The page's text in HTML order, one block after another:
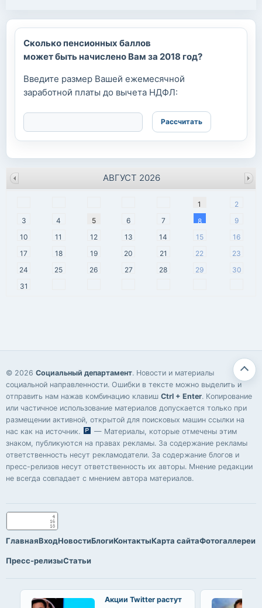
Сколько пенсионных баллов
может быть начислено Вам за 2018 год?
Введите размер Вашей ежемесячной
заработной платы до вычета НДФЛ:
1
2
3
4 5 6 7 8
9
10
11 12 13 14 15
16
17
18 19 20 21 22
23
24
25 26 27 28 29
30
31
АВГУСТ 2026
© 2026 Социальный департамент. Новости и материалы
социальной направленности. Ошибки в тексте можно выделить и
отправить нам нажав комбинацию клавиш Ctrl + Enter. Копирование
или частичное использование материалов допускается только при
размещении активной, открытой для поисковых машин ссылки на
нас как на источник.
— Материалы, которые отмечены этим
знаком, публикуются на правах рекламы. За содержание рекламы
ответственность несут рекламодатели. За содержание блогов и
пресс-релизов несут ответственность их авторы. Мнение редакции
не всегда совпадает с мнением автора материалов.
ГлавнаяВходНовостиБлогиКонтактыКарта сайтаФотогаллереи
Пресс-релизыСтатьи
Акции Twitter растут